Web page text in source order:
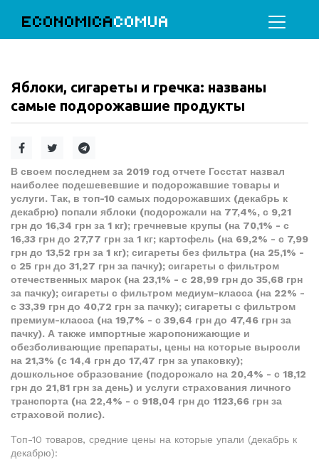
ECONOMICACOMUA
Яблоки, сигареты и гречка: названы
самые подорожавшие продукты
В своем последнем за 2019 год отчете Госстат назвал
наиболее подешевевшие и подорожавшие товары и
услуги. Так, в топ-10 самых подорожавших (декабрь к
декабрю) попали яблоки (подорожали на 77,4%, с 9,21
грн до 16,34 грн за 1 кг); гречневые крупы (на 70,1% - с
16,33 грн до 27,77 грн за 1 кг; картофель (на 69,2% - с 7,99
грн до 13,52 грн за 1 кг); сигареты без фильтра (на 25,1% -
с 25 грн до 31,27 грн за пачку); сигареты с фильтром
отечественных марок (на 23,1% - с 28,99 грн до 35,68 грн
за пачку); сигареты с фильтром медиум-класса (на 22% -
с 33,39 грн до 40,72 грн за пачку); сигареты с фильтром
премиум-класса (на 19,7% - с 39,64 грн до 47,46 грн за
пачку). А также импортные жаропонижающие и
обезболивающие препараты, цены на которые выросли
на 21,3% (с 14,4 грн до 17,47 грн за упаковку);
дошкольное образование (подорожало на 20,4% - с 18,12
грн до 21,81 грн за день) и услуги страхования личного
транспорта (на 22,4% - с 918,04 грн до 1123,66 грн за
страховой полис).
Топ-10 товаров, средние цены на которые упали (декабрь к
декабрю):